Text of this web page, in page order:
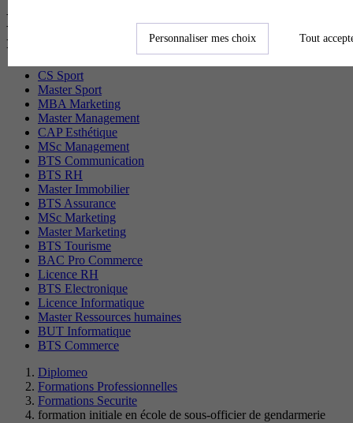
Les diplômes par filière les plus
recherchés
CS Sport
Master Sport
MBA Marketing
Master Management
CAP Esthétique
MSc Management
BTS Communication
BTS RH
Master Immobilier
BTS Assurance
MSc Marketing
Master Marketing
BTS Tourisme
BAC Pro Commerce
Licence RH
BTS Electronique
Licence Informatique
Master Ressources humaines
BUT Informatique
BTS Commerce
Diplomeo
Formations Professionnelles
Formations Securite
formation initiale en école de sous-officier de gendarmerie
Personnaliser mes choix Tout